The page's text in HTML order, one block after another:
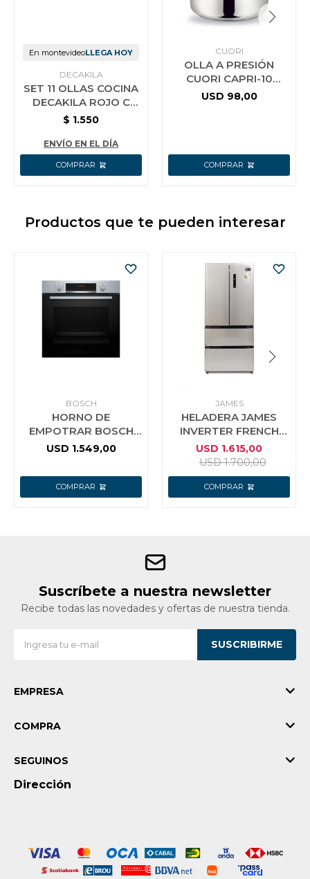
En montevideoLLEGA HOY
DECAKILA
SET 11 OLLAS COCINA
DECAKILA ROJO C
UTENSILIOS
$ 1.550
ENVÍO EN EL DÍA
CUORI
OLLA A PRESIÓN
CUORI CAPRI-10
ACERO INOX.
USD 98,00
Productos que te pueden interesar
BOSCH
HORNO DE
EMPOTRAR BOSCH
HBA574ES3
USD 1.549,00
JAMES
HELADERA JAMES
INVERTER FRENCH
DOOR INOX FAST
COOL RJ 460 FTI MI
USD 1.615,00
USD 1.700,00
Suscríbete a nuestra newsletter
Recibe todas las novedades y ofertas de nuestra tienda.
SUSCRIBIRME
EMPRESA
COMPRA
Dirección
SEGUINOS